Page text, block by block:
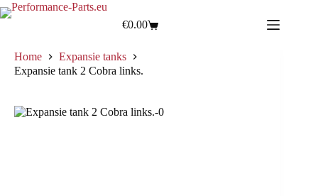
€0.00
Home
Expansie tanks
Expansie tank 2 Cobra links.